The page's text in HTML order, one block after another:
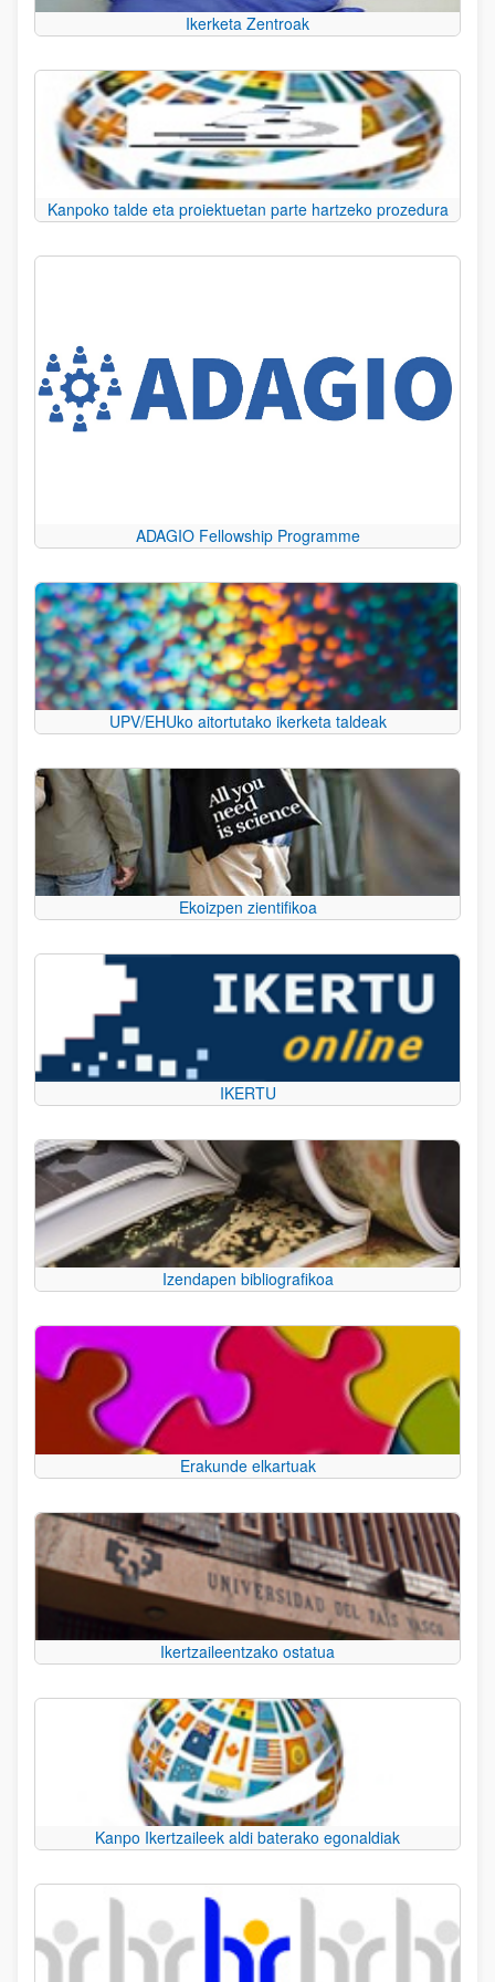
Ikerketa Zentroak
Kanpoko talde eta proiektuetan parte hartzeko prozedura
ADAGIO Fellowship Programme
UPV/EHUko aitortutako ikerketa taldeak
Ekoizpen zientifikoa
IKERTU
Izendapen bibliografikoa
Erakunde elkartuak
Ikertzaileentzako ostatua
Kanpo Ikertzaileek aldi baterako egonaldiak